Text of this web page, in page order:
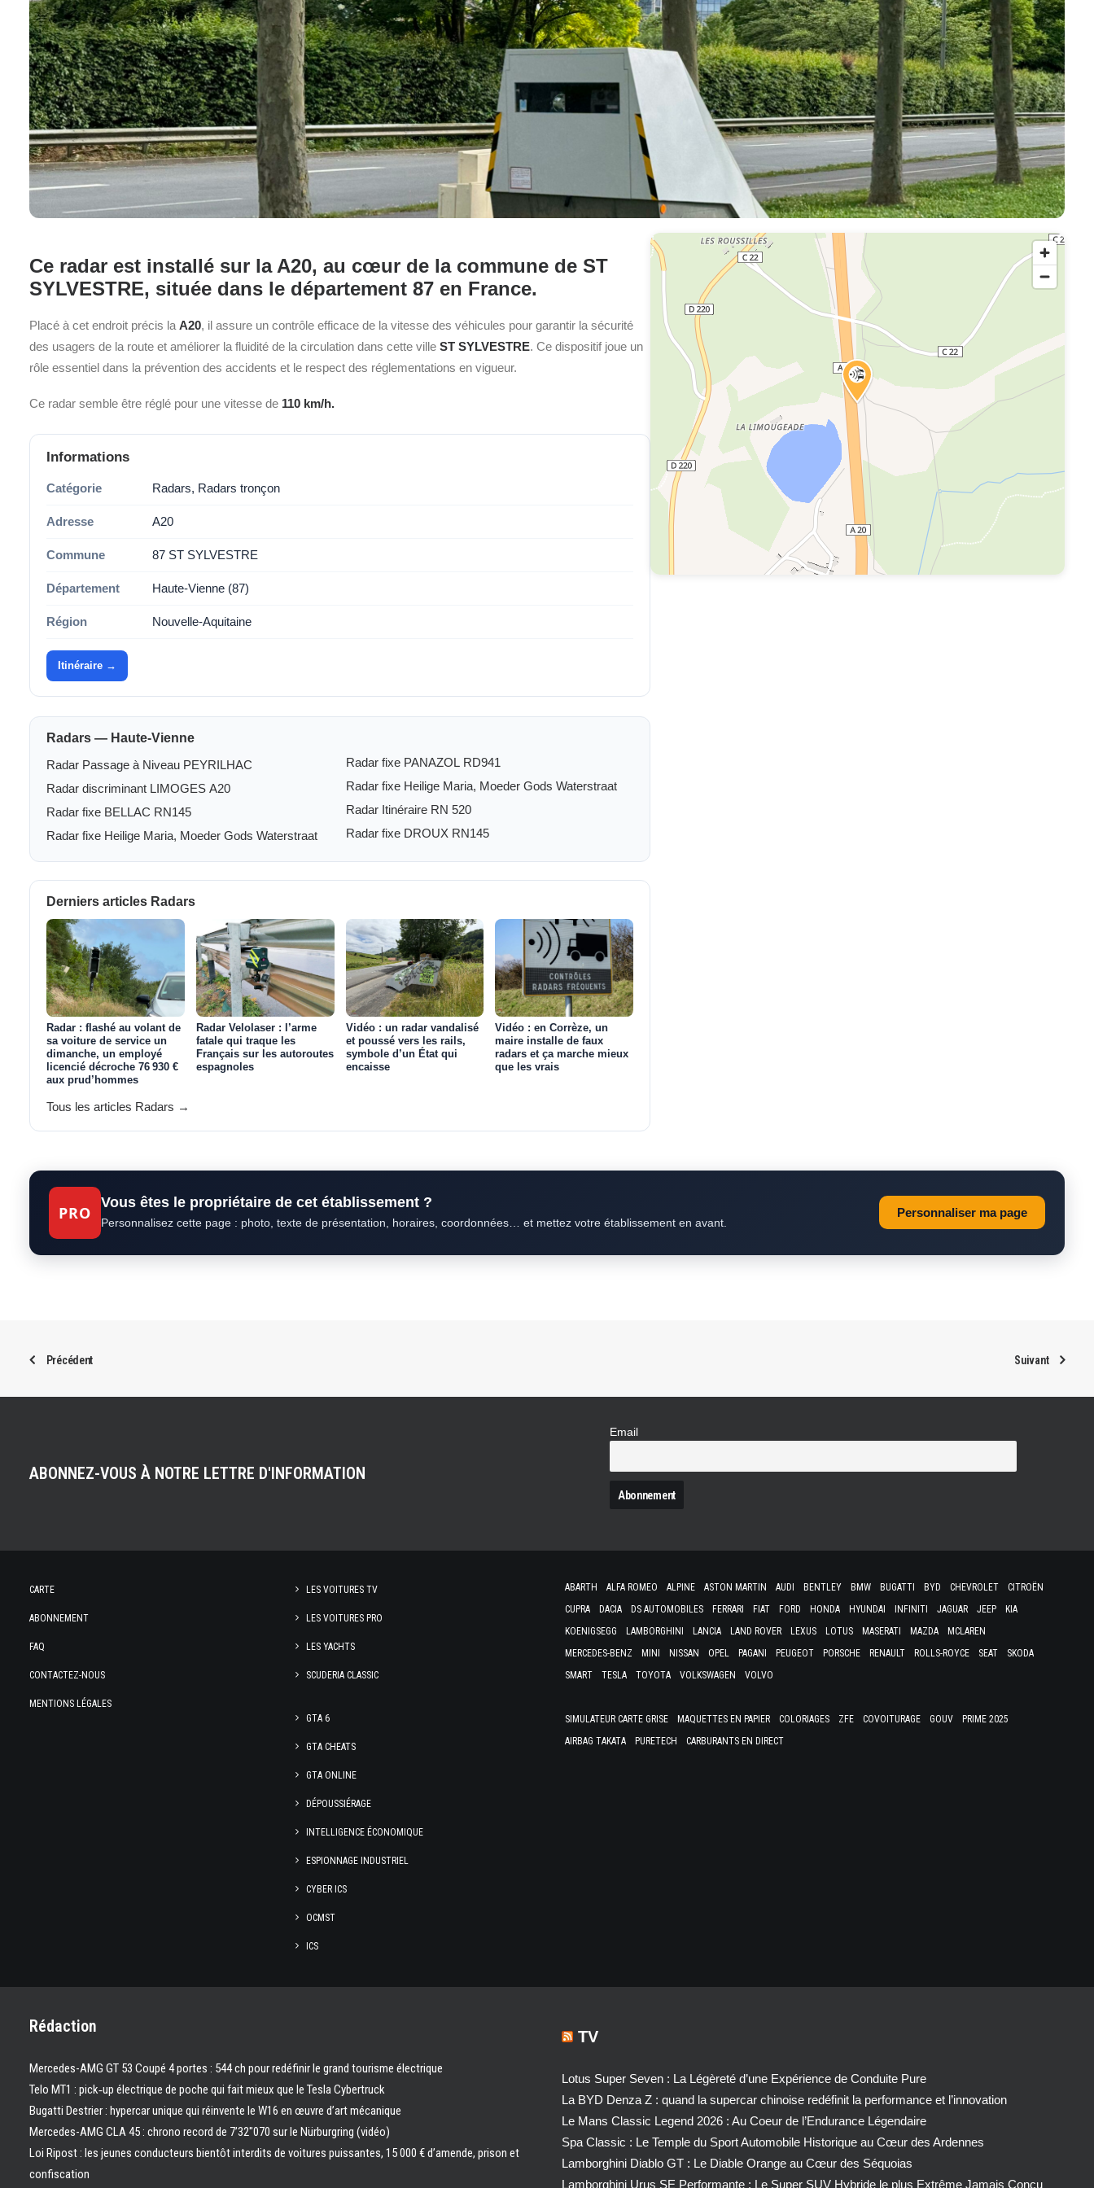
Ce radar est installé sur la A20, au cœur de la commune de ST
SYLVESTRE, située dans le département 87 en France.
Placé à cet endroit précis la A20, il assure un contrôle efficace de la vitesse des véhicules pour garantir la sécurité
des usagers de la route et améliorer la fluidité de la circulation dans cette ville ST SYLVESTRE. Ce dispositif joue un
rôle essentiel dans la prévention des accidents et le respect des réglementations en vigueur.
Ce radar semble être réglé pour une vitesse de 110 km/h.
Informations
Catégorie Radars, Radars tronçon
Adresse A20
Commune 87 ST SYLVESTRE
Département Haute-Vienne (87)
Région Nouvelle-Aquitaine
Itinéraire →
Radars — Haute-Vienne
Radar Passage à Niveau PEYRILHAC
Radar discriminant LIMOGES A20
Radar fixe BELLAC RN145
Radar fixe Heilige Maria, Moeder Gods Waterstraat
Radar fixe PANAZOL RD941
Radar fixe Heilige Maria, Moeder Gods Waterstraat
Radar Itinéraire RN 520
Radar fixe DROUX RN145
Derniers articles Radars
Radar : flashé au volant de
sa voiture de service un
dimanche, un employé
licencié décroche 76 930 €
aux prud’hommes
Radar Velolaser : l’arme
fatale qui traque les
Français sur les autoroutes
espagnoles
Vidéo : un radar vandalisé
et poussé vers les rails,
symbole d’un État qui
encaisse
Vidéo : en Corrèze, un
maire installe de faux
radars et ça marche mieux
que les vrais
Tous les articles Radars →
PRO
Vous êtes le propriétaire de cet établissement ?
Personnalisez cette page : photo, texte de présentation, horaires, coordonnées… et mettez votre établissement en avant.
Personnaliser ma page
Précédent Suivant
ABONNEZ-VOUS À NOTRE LETTRE D'INFORMATION
Email
CARTE
ABONNEMENT
FAQ
CONTACTEZ-NOUS
MENTIONS LÉGALES
LES VOITURES TV
LES VOITURES PRO
LES YACHTS
SCUDERIA CLASSIC
GTA 6
GTA CHEATS
GTA ONLINE
DÉPOUSSIÉRAGE
INTELLIGENCE ÉCONOMIQUE
ESPIONNAGE INDUSTRIEL
CYBER ICS
OCMST
ICS
ABARTH ALFA ROMEO ALPINE ASTON MARTIN AUDI BENTLEY BMW BUGATTI BYD CHEVROLET
CITROËN
CUPRA
DACIA DS AUTOMOBILES FERRARI FIAT FORD HONDA HYUNDAI INFINITI JAGUAR JEEP
KIA
KOENIGSEGG
LAMBORGHINI LANCIA LAND ROVER LEXUS LOTUS MASERATI MAZDA
MCLAREN
MERCEDES-BENZ
MINI NISSAN OPEL PAGANI PEUGEOT PORSCHE RENAULT ROLLS-ROYCE SEAT
SKODA
SMART
TESLA TOYOTA VOLKSWAGEN VOLVO
SIMULATEUR CARTE GRISE MAQUETTES EN PAPIER COLORIAGES ZFE COVOITURAGE GOUV
PRIME 2025
AIRBAG TAKATA
PURETECH CARBURANTS EN DIRECT
Rédaction
Mercedes-AMG GT 53 Coupé 4 portes : 544 ch pour redéfinir le grand tourisme électrique
Telo MT1 : pick‑up électrique de poche qui fait mieux que le Tesla Cybertruck
Bugatti Destrier : hypercar unique qui réinvente le W16 en œuvre d’art mécanique
Mercedes-AMG CLA 45 : chrono record de 7’32″070 sur le Nürburgring (vidéo)
Loi Ripost : les jeunes conducteurs bientôt interdits de voitures puissantes, 15 000 € d’amende, prison et
confiscation
TV
Lotus Super Seven : La Légèreté d’une Expérience de Conduite Pure
La BYD Denza Z : quand la supercar chinoise redéfinit la performance et l’innovation
Le Mans Classic Legend 2026 : Au Coeur de l’Endurance Légendaire
Spa Classic : Le Temple du Sport Automobile Historique au Cœur des Ardennes
Lamborghini Diablo GT : Le Diable Orange au Cœur des Séquoias
Lamborghini Urus SE Performante : Le Super SUV Hybride le plus Extrême Jamais Conçu